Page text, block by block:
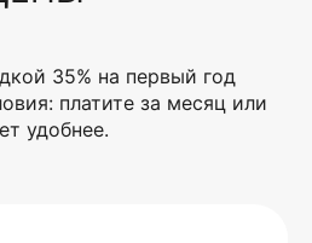
35% на первый год
платите за месяц или
удобнее.